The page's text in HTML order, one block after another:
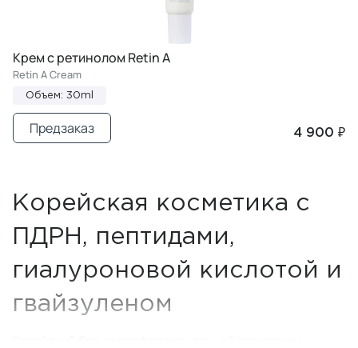
Крем с ретинолом Retin A
Retin A Cream
Объем: 30ml
4 900 ₽
Предзаказ
Корейская косметика с
ПДРН, пептидами,
гиалуроновой кислотой и
гвайзуленом